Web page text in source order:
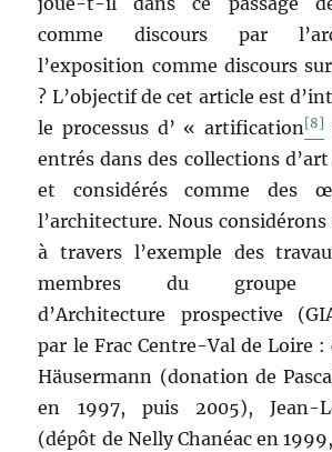
comme discours par
l’exposition comme discours
? L’objectif de cet article est
le processus d’ « artification[8]
entrés dans des collections
et considérés comme des
l’architecture. Nous
à travers l’exemple des
membres du groupe
d’Architecture prospective
par le Frac Centre-Val de Loire :
Häusermann (donation de
en 1997, puis 2005), Jean-
(dépôt de Nelly Chanéac en